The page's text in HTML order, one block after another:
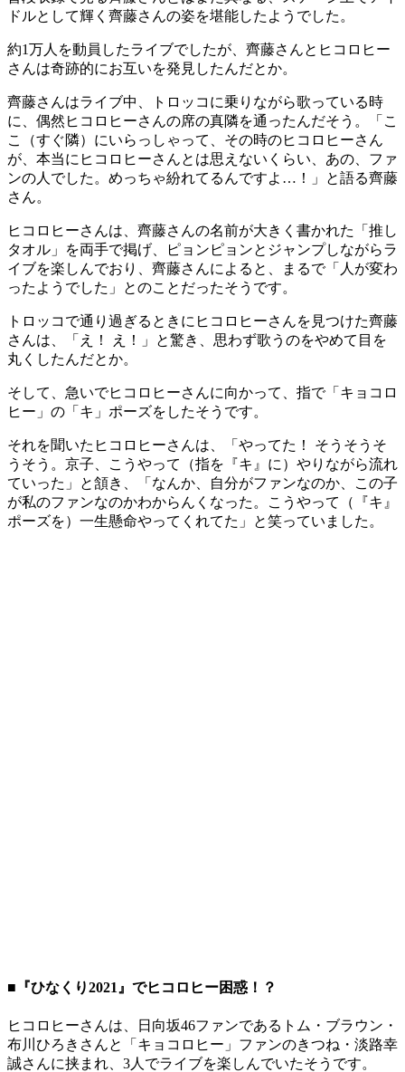
ドルとして輝く齊藤さんの姿を堪能したようでした。
約1万人を動員したライブでしたが、齊藤さんとヒコロヒー
さんは奇跡的にお互いを発見したんだとか。
齊藤さんはライブ中、トロッコに乗りながら歌っている時
に、偶然ヒコロヒーさんの席の真隣を通ったんだそう。「こ
こ（すぐ隣）にいらっしゃって、その時のヒコロヒーさん
が、本当にヒコロヒーさんとは思えないくらい、あの、ファ
ンの人でした。めっちゃ紛れてるんですよ…！」と語る齊藤
さん。
ヒコロヒーさんは、齊藤さんの名前が大きく書かれた「推し
タオル」を両手で掲げ、ピョンピョンとジャンプしながらラ
イブを楽しんでおり、齊藤さんによると、まるで「人が変わ
ったようでした」とのことだったそうです。
トロッコで通り過ぎるときにヒコロヒーさんを見つけた齊藤
さんは、「え！ え！」と驚き、思わず歌うのをやめて目を
丸くしたんだとか。
そして、急いでヒコロヒーさんに向かって、指で「キョコロ
ヒー」の「キ」ポーズをしたそうです。
それを聞いたヒコロヒーさんは、「やってた！ そうそうそ
うそう。京子、こうやって（指を『キ』に）やりながら流れ
ていった」と頷き、「なんか、自分がファンなのか、この子
が私のファンなのかわからんくなった。こうやって（『キ』
ポーズを）一生懸命やってくれてた」と笑っていました。
■『ひなくり2021』でヒコロヒー困惑！？
ヒコロヒーさんは、日向坂46ファンであるトム・ブラウン・
布川ひろきさんと「キョコロヒー」ファンのきつね・淡路幸
誠さんに挟まれ、3人でライブを楽しんでいたそうです。